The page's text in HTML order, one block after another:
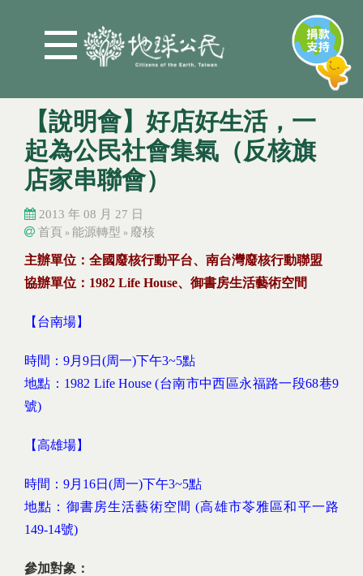
【說明會】好店好生活，一
起為公民社會集氣（反核旗
店家串聯會）
2013 年 08 月 27 日
您在這裡
首頁 » 能源轉型 » 廢核
您在這裡
主辦單位：全國廢核行動平台、南台灣廢核行動聯盟
協辦單位：1982 Life House、御書房生活藝術空間
【台南場】
時間：9月9日(周一)下午3~5點
地點：1982 Life House (台南市中西區永福路一段68巷9
號)
【高雄場】
時間：9月16日(周一)下午3~5點
地點：御書房生活藝術空間 (高雄市苓雅區和平一路
149-14號)
參加對象：